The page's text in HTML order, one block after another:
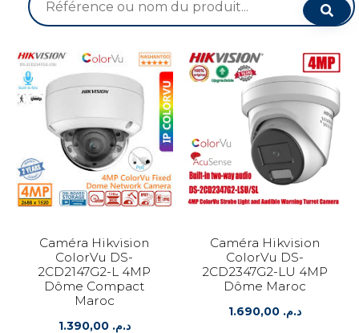
pour :
Caméra Hikvision
ColorVu DS-
2CD2147G2-L 4MP
Dôme Compact
Maroc
د.م. 1.390,00
Caméra Hikvision
ColorVu DS-
2CD2347G2-LU 4MP
Dôme Maroc
د.م. 1.690,00